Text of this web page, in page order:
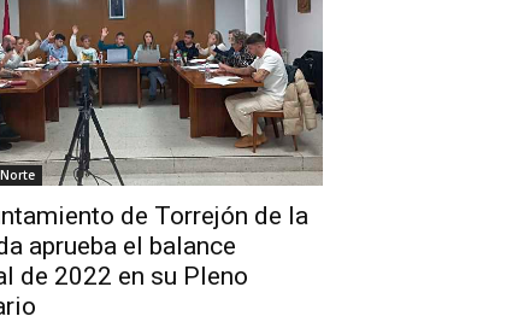
de Torrejón de la
aprueba el balance
de 2022 en su Pleno